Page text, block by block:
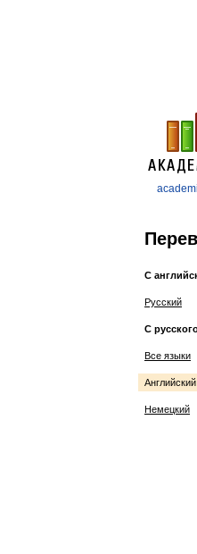
С
Русский
С
Все языки
Английский
Немецкий